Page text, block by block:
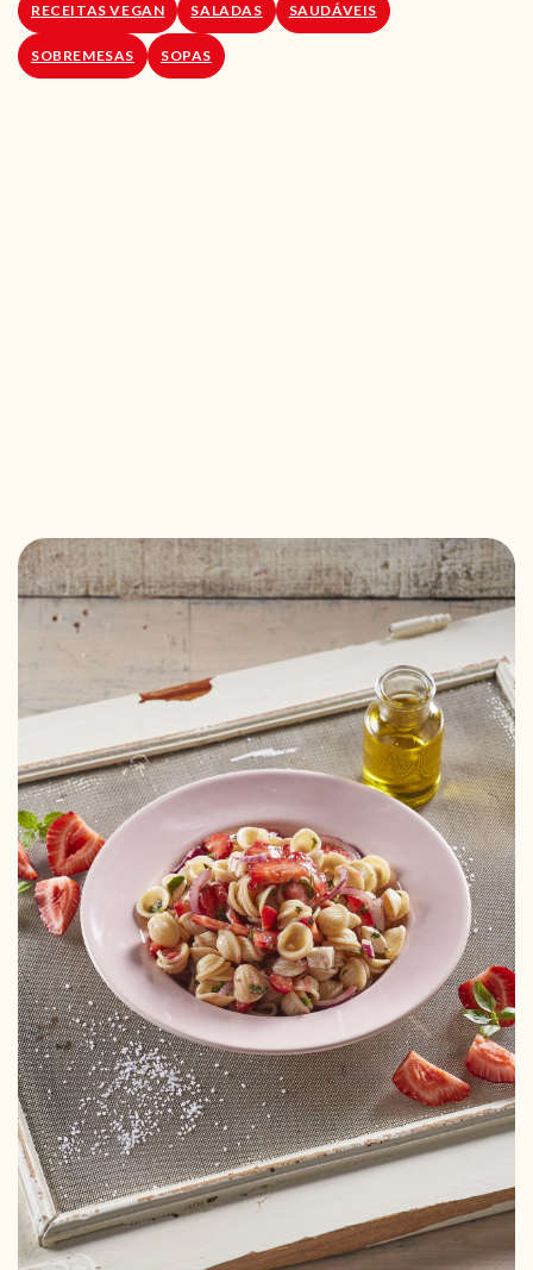
RECEITAS VEGAN SALADAS SAUDÁVEIS
SOBREMESAS SOPAS